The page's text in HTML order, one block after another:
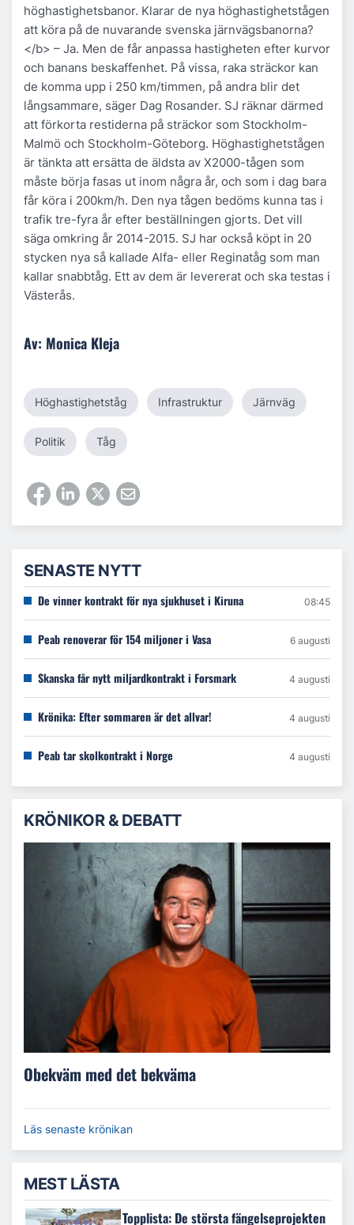
höghastighetsbanor. Klarar de nya höghastighetstågen
att köra på de nuvarande svenska järnvägsbanorna?
</b> – Ja. Men de får anpassa hastigheten efter kurvor
och banans beskaffenhet. På vissa, raka sträckor kan
de komma upp i 250 km/timmen, på andra blir det
långsammare, säger Dag Rosander. SJ räknar därmed
att förkorta restiderna på sträckor som Stockholm-
Malmö och Stockholm-Göteborg. Höghastighetstågen
är tänkta att ersätta de äldsta av X2000-tågen som
måste börja fasas ut inom några år, och som i dag bara
får köra i 200km/h. Den nya tågen bedöms kunna tas i
trafik tre-fyra år efter beställningen gjorts. Det vill
säga omkring år 2014-2015. SJ har också köpt in 20
stycken nya så kallade Alfa- eller Reginatåg som man
kallar snabbtåg. Ett av dem är levererat och ska testas i
Västerås.
Av: Monica Kleja
Höghastighetståg Infrastruktur Järnväg
Politik Tåg
SENASTE NYTT
De vinner kontrakt för nya sjukhuset i Kiruna 08:45
Peab renoverar för 154 miljoner i Vasa 6 augusti
Skanska får nytt miljardkontrakt i Forsmark 4 augusti
Krönika: Efter sommaren är det allvar! 4 augusti
Peab tar skolkontrakt i Norge 4 augusti
KRÖNIKOR & DEBATT
Obekväm med det bekväma
Läs senaste krönikan
MEST LÄSTA
Topplista: De största fängelseprojekten